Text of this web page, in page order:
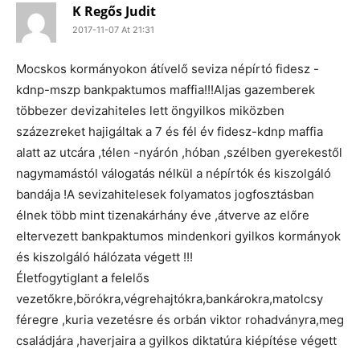
K Regős Judit
2017-11-07 At 21:31
Mocskos kormányokon átívelő seviza népírtó fidesz -
kdnp-mszp bankpaktumos maffia!!!Aljas gazemberek
többezer devizahiteles lett öngyilkos miközben
százezreket hajigáltak a 7 és fél év fidesz-kdnp maffia
alatt az utcára ,télen -nyárón ,hóban ,szélben gyerekestől
nagymamástól válogatás nélkül a népírtók és kiszolgáló
bandája !A sevizahitelesek folyamatos jogfosztásban
élnek több mint tizenakárhány éve ,átverve az előre
eltervezett bankpaktumos mindenkori gyilkos kormányok
és kiszolgáló hálózata végett !!!
Életfogytiglant a felelős
vezetőkre,börókra,végrehajtókra,bankárokra,matolcsy
féregre ,kuria vezetésre és orbán viktor rohadványra,meg
családjára ,haverjaira a gyilkos diktatúra kiépítése végett